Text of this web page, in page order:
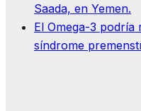
Saada, en Yemen.
El Omega-3 podría
síndrome